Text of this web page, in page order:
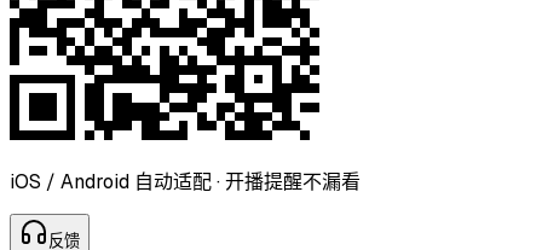
iOS / Android 自动适配 · 开播提醒不漏看
反馈